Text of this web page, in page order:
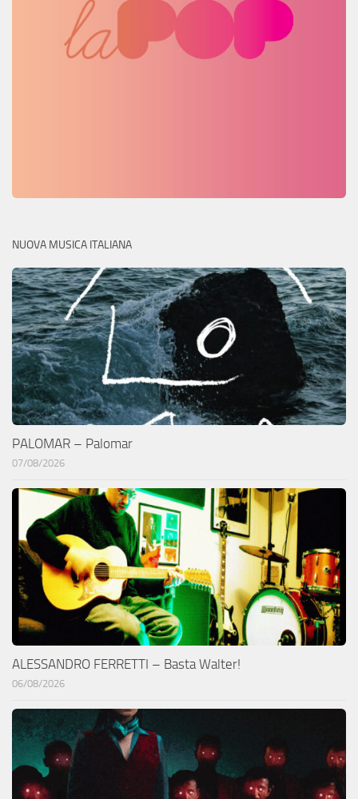
NUOVA MUSICA ITALIANA
PALOMAR – Palomar
07/08/2026
ALESSANDRO FERRETTI – Basta Walter!
06/08/2026